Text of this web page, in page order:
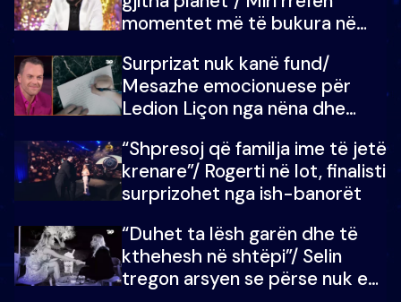
momentet më të bukura në
mungojë zilja e mëngjesit kur…
Surprizat nuk kanë fund/
Mesazhe emocionuese për
Ledion Liçon nga nëna dhe
mban dot lotët: Nuk meritoj…
“Shpresoj që familja ime të jetë
krenare”/ Rogerti në lot, finalisti
surprizohet nga ish-banorët
“Duhet ta lësh garën dhe të
kthehesh në shtëpi”/ Selin
tregon arsyen se përse nuk e